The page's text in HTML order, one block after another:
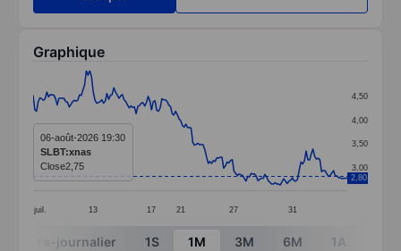
Graphique
Line chart with 184 data points.
The chart has 1 X axis displaying categories.
The chart has 1 Y axis displaying values. Data
juil. 13 17 21 27 31
3,00
3,50
4,00
4,50
2,80
06-août-2026 19:30
SLBT:xnas
Close2,75
End of interactive chart.
Intra-journalier 1S 1M 3M 6M 1A